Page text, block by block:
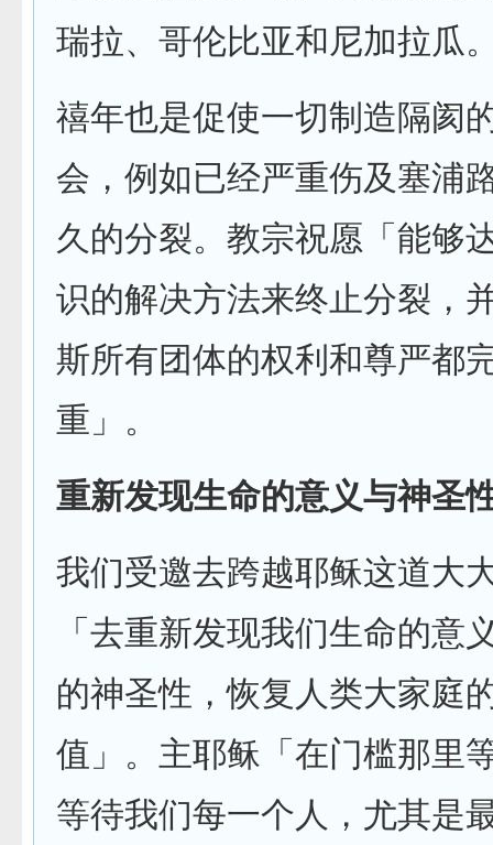
瑞拉、哥伦比亚和尼加拉瓜
禧年也是促使一切制造隔阂
会，例如已经严重伤及塞浦
久的分裂。教宗祝愿「能够
识的解决方法来终止分裂，
斯所有团体的权利和尊严都
重」。
重新发现生命的意义与神圣
我们受邀去跨越耶稣这道大
「去重新发现我们生命的意
的神圣性，恢复人类大家庭
值」。主耶稣「在门槛那里
等待我们每一个人，尤其是